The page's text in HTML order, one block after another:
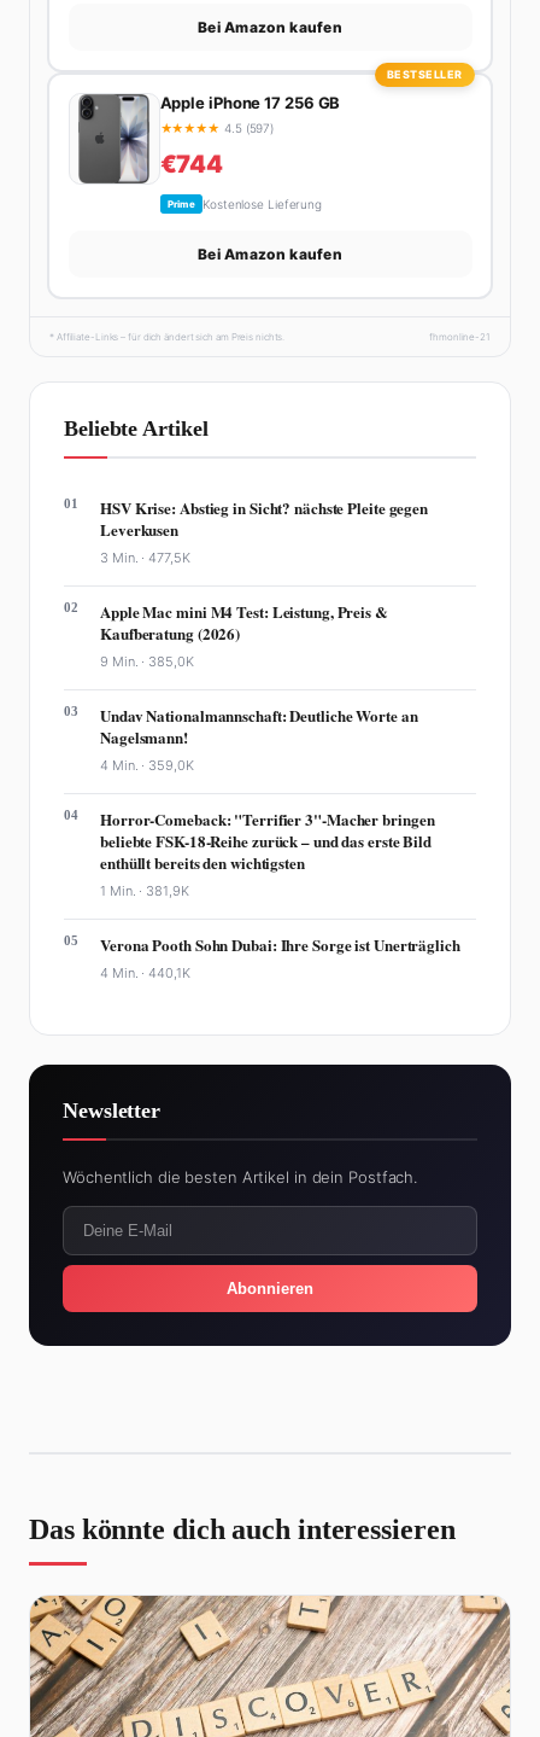
Bei Amazon kaufen
BESTSELLER
Apple iPhone 17 256 GB
★★★★★ 4.5 (597)
€744
Prime Kostenlose Lieferung
Bei Amazon kaufen
* Affiliate-Links – für dich ändert sich am Preis nichts. fhmonline-21
Beliebte Artikel
01
HSV Krise: Abstieg in Sicht? nächste Pleite gegen
Leverkusen
3 Min. ·477,5K
02
Apple Mac mini M4 Test: Leistung, Preis &
Kaufberatung (2026)
9 Min. · 385,0K
03
Undav Nationalmannschaft: Deutliche Worte an
Nagelsmann!
4 Min. · 359,0K
04
Horror-Comeback: "Terrifier 3"-Macher bringen
beliebte FSK-18-Reihe zurück – und das erste Bild
enthüllt bereits den wichtigsten
1 Min. · 381,9K
05 Verona Pooth Sohn Dubai: Ihre Sorge ist Unerträglich
4 Min. ·440,1K
Newsletter
Wöchentlich die besten Artikel in dein Postfach.
Abonnieren
Das könnte dich auch interessieren